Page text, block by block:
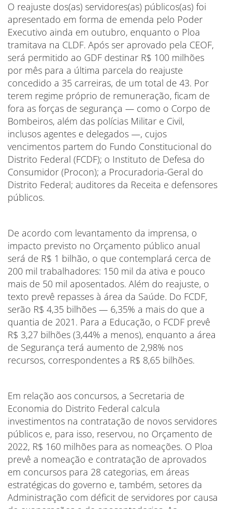
O reajuste dos(as) servidores(as) públicos(as) foi
apresentado em forma de emenda pelo Poder
Executivo ainda em outubro, enquanto o Ploa
tramitava na CLDF. Após ser aprovado pela CEOF,
será permitido ao GDF destinar R$ 100 milhões
por mês para a última parcela do reajuste
concedido a 35 carreiras, de um total de 43. Por
terem regime próprio de remuneração, ficam de
fora as forças de segurança — como o Corpo de
Bombeiros, além das polícias Militar e Civil,
inclusos agentes e delegados —, cujos
vencimentos partem do Fundo Constitucional do
Distrito Federal (FCDF); o Instituto de Defesa do
Consumidor (Procon); a Procuradoria-Geral do
Distrito Federal; auditores da Receita e defensores
públicos.
De acordo com levantamento da imprensa, o
impacto previsto no Orçamento público anual
será de R$ 1 bilhão, o que contemplará cerca de
200 mil trabalhadores: 150 mil da ativa e pouco
mais de 50 mil aposentados. Além do reajuste, o
texto prevê repasses à área da Saúde. Do FCDF,
serão R$ 4,35 bilhões — 6,35% a mais do que a
quantia de 2021. Para a Educação, o FCDF prevê
R$ 3,27 bilhões (3,44% a menos), enquanto a área
de Segurança terá aumento de 2,98% nos
recursos, correspondentes a R$ 8,65 bilhões.
Em relação aos concursos, a Secretaria de
Economia do Distrito Federal calcula
investimentos na contratação de novos servidores
públicos e, para isso, reservou, no Orçamento de
2022, R$ 160 milhões para as nomeações. O Ploa
prevê a nomeação e contratação de aprovados
em concursos para 28 categorias, em áreas
estratégicas do governo e, também, setores da
Administração com déficit de servidores por causa